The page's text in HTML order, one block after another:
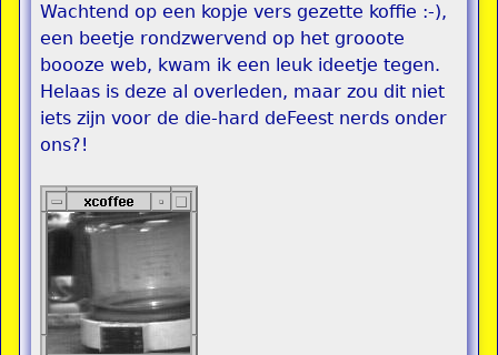
Wachtend op een kopje vers gezette koffie :-),
een beetje rondzwervend op het grooote
boooze web, kwam ik een leuk ideetje tegen.
Helaas is deze al overleden, maar zou dit niet
iets zijn voor de die-hard deFeest nerds onder
ons?!